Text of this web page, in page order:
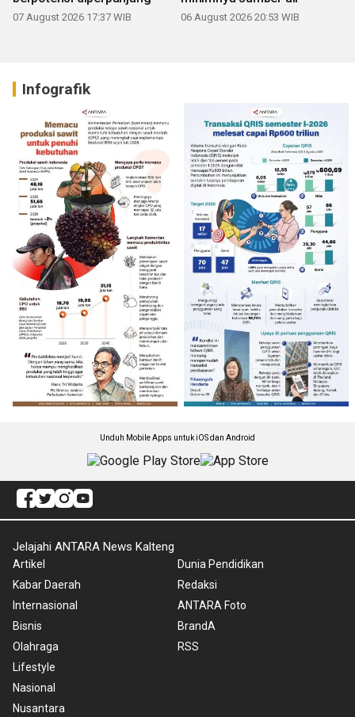
07 August 2026 17:37 WIB 06 August 2026 20:53 WIB
Infografik
Unduh Mobile Apps untuk iOS dan Android
Jelajahi ANTARA News Kalteng
Artikel
Kabar Daerah
Internasional
Bisnis
Olahraga
Lifestyle
Nasional
Nusantara
Dunia Pendidikan
Redaksi
ANTARA Foto
BrandA
RSS